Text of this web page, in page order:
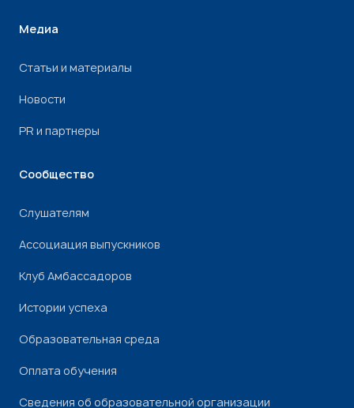
Медиа
Статьи и материалы
Новости
PR и партнеры
Сообщество
Слушателям
Ассоциация выпускников
Клуб Амбассадоров
Истории успеха
Образовательная среда
Оплата обучения
Сведения об образовательной организации